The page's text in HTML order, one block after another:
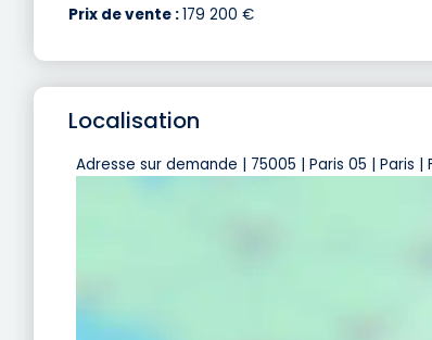
Prix de vente :179 200 €
Localisation
Adresse sur demande | 75005 | Paris 05 | Paris |